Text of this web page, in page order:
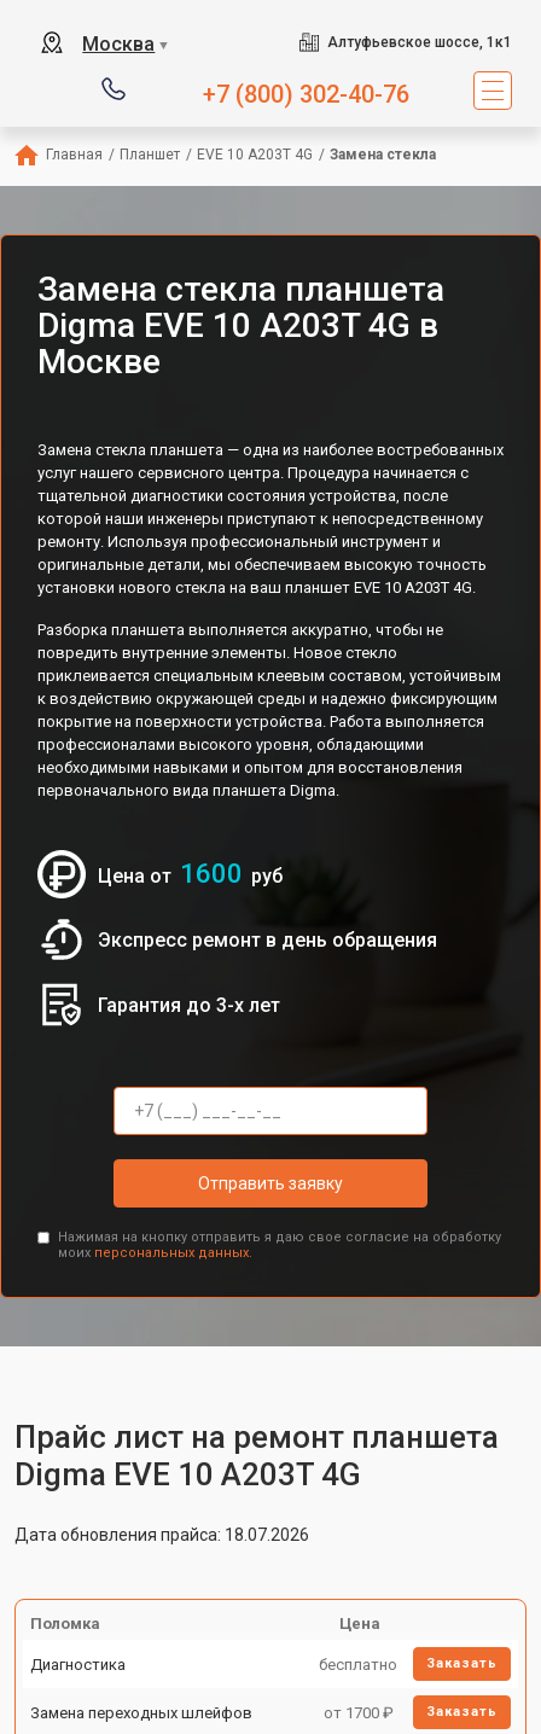
Москва ▼ Алтуфьевское шоссе, 1к1
+7 (800) 302-40-76
Главная / Планшет / EVE 10 A203T 4G / Замена стекла
Замена стекла планшета
Digma EVE 10 A203T 4G в
Москве
Замена стекла планшета — одна из наиболее востребованных
услуг нашего сервисного центра. Процедура начинается с
тщательной диагностики состояния устройства, после
которой наши инженеры приступают к непосредственному
ремонту. Используя профессиональный инструмент и
оригинальные детали, мы обеспечиваем высокую точность
установки нового стекла на ваш планшет EVE 10 A203T 4G.
Разборка планшета выполняется аккуратно, чтобы не
повредить внутренние элементы. Новое стекло
приклеивается специальным клеевым составом, устойчивым
к воздействию окружающей среды и надежно фиксирующим
покрытие на поверхности устройства. Работа выполняется
профессионалами высокого уровня, обладающими
необходимыми навыками и опытом для восстановления
первоначального вида планшета Digma.
Цена от 1600 руб
Экспресс ремонт в день обращения
Гарантия до 3-х лет
Отправить заявку
Нажимая на кнопку отправить я даю свое согласие на обработку
моих персональных данных.
Прайс лист на ремонт планшета
Digma EVE 10 A203T 4G
Дата обновления прайса: 18.07.2026
Поломка Цена
Диагностика бесплатно Заказать
Замена переходных шлейфов от 1700 ₽ Заказать